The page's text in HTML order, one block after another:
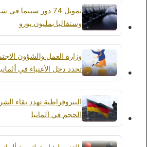
تمويل 74 دور سينما
وستفاليا بمليون يورو
وزارة العمل والشؤون
تحدد دخل الأغنياء في
البيروقراطية تهدد بقاء
الحجم في ألمانيا